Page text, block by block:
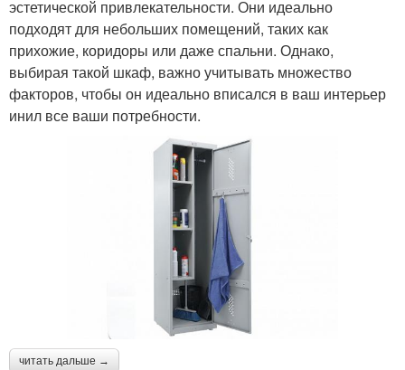
эстетической привлекательности. Они идеально
подходят для небольших помещений, таких как
прихожие, коридоры или даже спальни. Однако,
выбирая такой шкаф, важно учитывать множество
факторов, чтобы он идеально вписался в ваш интерьер
инил все ваши потребности.
читать дальше →